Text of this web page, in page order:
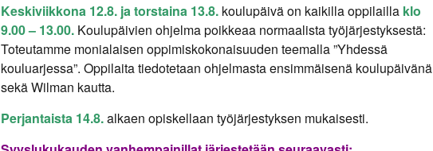
Keskiviikkona 12.8. ja torstaina 13.8. koulupäivä on kaikilla oppilailla klo
9.00 – 13.00. Koulupäivien ohjelma poikkeaa normaalista työjärjestyksestä:
Toteutamme monialaisen oppimiskokonaisuuden teemalla ”Yhdessä
kouluarjessa”. Oppilaita tiedotetaan ohjelmasta ensimmäisenä koulupäivänä
sekä Wilman kautta.
Perjantaista 14.8.alkaen opiskellaan työjärjestyksen mukaisesti.